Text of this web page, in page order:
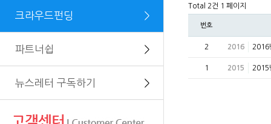
크라우드펀딩 ＞
파트너쉽 ＞
뉴스레터 구독하기 ＞
Total 2건 1 페이지
번호
2 2016 2016
1 2015 2015